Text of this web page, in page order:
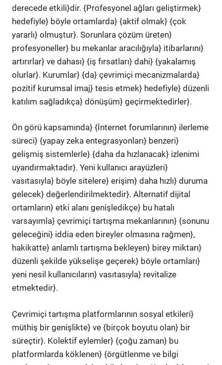
derecede etkili}dir. {Profesyonel ağları geliştirmek}
hedefiyle} böyle ortamlarda} {aktif olmak} {çok
yararlı} olmuştur}. Sorunlara çözüm üreten}
profesyoneller} bu mekanlar aracılığıyla} itibarlarını}
artırırlar} ve dahası} {iş fırsatları} dahi} {yakalamış
olurlar}. Kurumlar} {da} çevrimiçi mecanizmalarda}
pozitif kurumsal imaj} tesis etmek} hedefiyle} düzenli
katılım sağladıkça} dönüşüm} geçirmektedirler}.
Ön görü kapsamında} {İnternet forumlarının} ilerleme
süreci} {yapay zeka entegrasyonları} benzeri}
gelişmiş sistemlerle} {daha da hızlanacak} izlenimi
uyandırmaktadır}. Yeni kullanıcı arayüzleri}
vasıtasıyla} böyle sitelere} erişim} daha hızlı} duruma
gelecek} değerlendirilmektedir}. Alternatif dijital
ortamların} etki alanı genişledikçe} bu hatalı
varsayımla} çevrimiçi tartışma mekanlarının} {sonunu
geleceğini} iddia eden bireyler olmasına rağmen},
hakikatte} anlamlı tartışma bekleyen} birey miktarı}
düzenli şekilde yükselişe geçerek} böyle ortamları}
yeni nesil kullanıcıların} vasıtasıyla} revitalize
etmektedir}.
Çevrimiçi tartışma platformlarının sosyal etkileri}
müthiş bir genişlikte} ve {birçok boyutu olan} bir
süreçtir}. Kolektif eylemler} {çoğu zaman} bu
platformlarda köklenen} {örgütlenme ve bilgi